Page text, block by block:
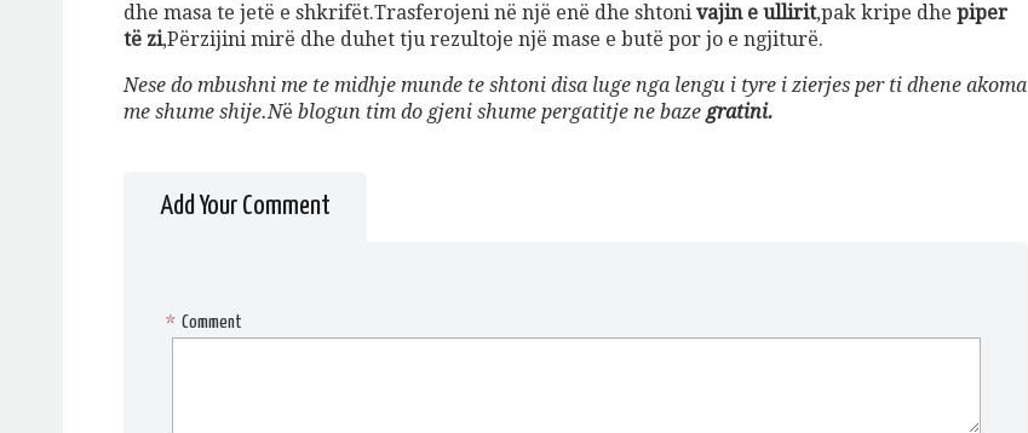
dhe masa te jetë e shkrifët.Trasferojeni në një enë dhe shtoni vajin e ullirit,pak kripe dhe piper
të zi,Përzijini mirë dhe duhet tju rezultoje një mase e butë por jo e ngjiturë.
Nese do mbushni me te midhje munde te shtoni disa luge nga lengu i tyre i zierjes per ti dhene akoma
me shume shije.Në blogun tim do gjeni shume pergatitje ne baze gratini.
Add Your Comment
Comment
*